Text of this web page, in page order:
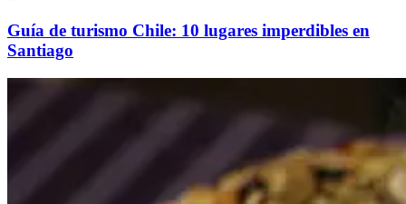
Guía de turismo Chile: 10 lugares imperdibles en
Santiago